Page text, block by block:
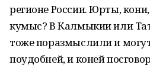
регионе России. Юрты,
кумыс? В Калмыкии или
тоже поразмыслили и
поудобней, и коней